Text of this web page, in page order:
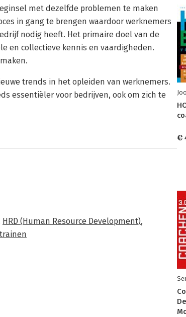
met dezelfde problemen te maken
in gang te brengen waardoor werknemers
nodig heeft. Het primaire doel van de
en collectieve kennis en vaardigheden.
trends in het opleiden van werknemers.
essentiëler voor bedrijven, ook om zich te
HRD (Human Resource Development),
trainen
€